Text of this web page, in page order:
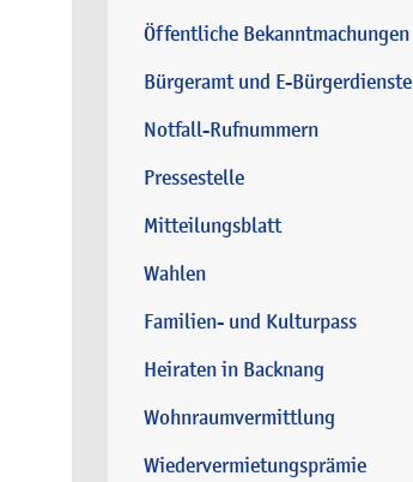
Öffentliche Bekanntmachungen
Bürgeramt und E-Bürgerdienste
Notfall-Rufnummern
Pressestelle
Mitteilungsblatt
Wahlen
Familien- und Kulturpass
Heiraten in Backnang
Wohnraumvermittlung
Wiedervermietungsprämie